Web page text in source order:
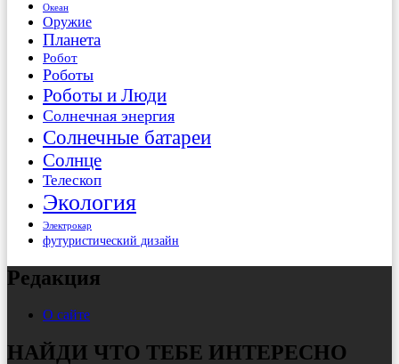
Океан
Оружие
Планета
Робот
Роботы
Роботы и Люди
Солнечная энергия
Солнечные батареи
Солнце
Телескоп
Экология
Электрокар
футуристический дизайн
Редакция
О сайте
НАЙДИ ЧТО ТЕБЕ ИНТЕРЕСНО